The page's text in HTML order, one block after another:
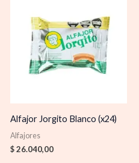
Alfajor Jorgito Blanco (x24)
Alfajores
$26.040,00